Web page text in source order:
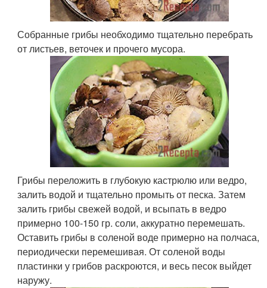
Собранные грибы необходимо тщательно перебрать
от листьев, веточек и прочего мусора.
Грибы переложить в глубокую кастрюлю или ведро,
залить водой и тщательно промыть от песка. Затем
залить грибы свежей водой, и всыпать в ведро
примерно 100-150 гр. соли, аккуратно перемешать.
Оставить грибы в соленой воде примерно на полчаса,
периодически перемешивая. От соленой воды
пластинки у грибов раскроются, и весь песок выйдет
наружу.